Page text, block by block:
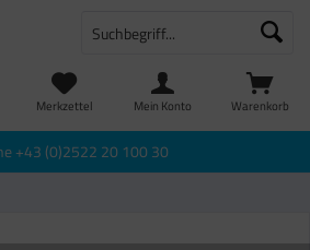
Warenkorb
Merkzettel Mein Konto
+43 (0)2522 20 100 30